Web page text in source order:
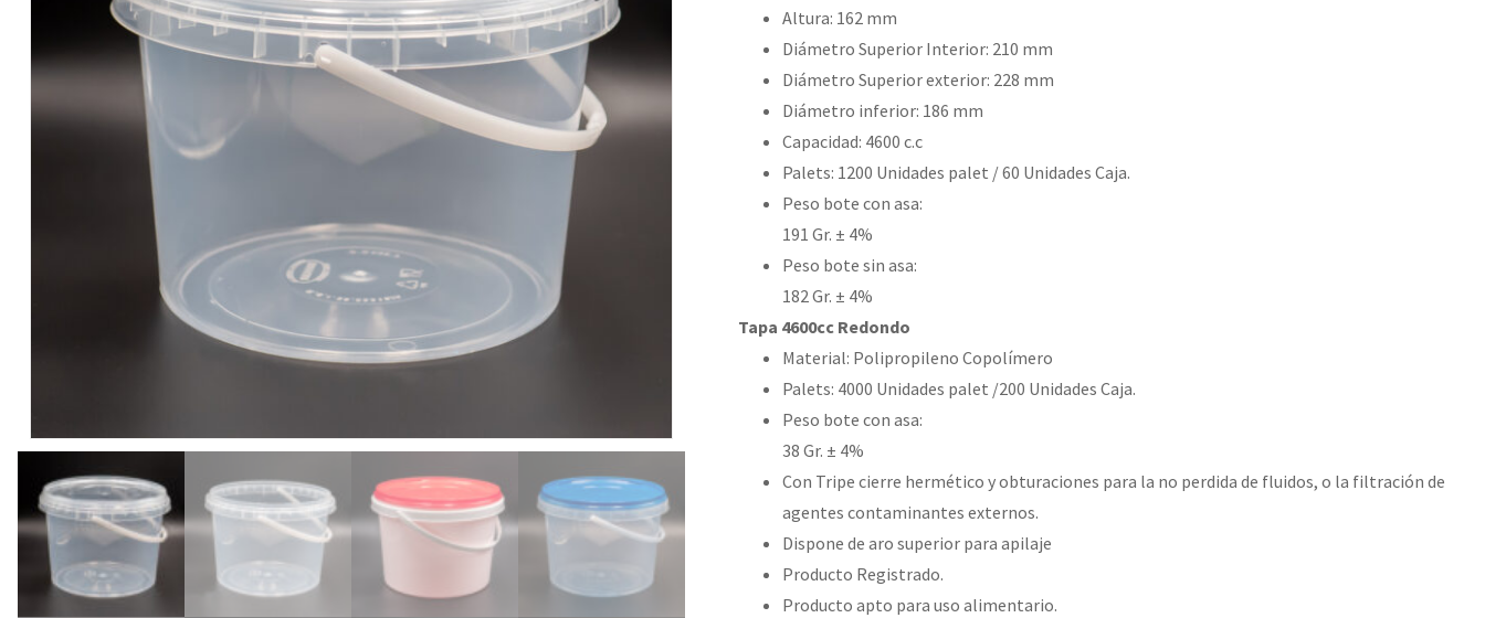
Altura: 162 mm
Diámetro Superior Interior: 210 mm
Diámetro Superior exterior: 228 mm
Diámetro inferior: 186 mm
Capacidad: 4600 c.c
Palets: 1200 Unidades palet / 60 Unidades Caja.
Peso bote con asa:
191 Gr. ± 4%
Peso bote sin asa:
182 Gr. ± 4%
Tapa 4600cc Redondo​
Material: Polipropileno Copolímero
Palets: 4000 Unidades palet /200 Unidades Caja.
Peso bote con asa:
38 Gr. ± 4%
Con Tripe cierre hermético y obturaciones para la no perdida de fluidos, o la filtración de
agentes contaminantes externos.
Dispone de aro superior para apilaje
Producto Registrado.
Producto apto para uso alimentario.